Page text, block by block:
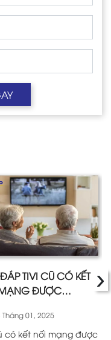
TIVI CŨ CÓ KẾT
ĐƯỢC
Tháng 01, 2025
có kết nối mạng được
›